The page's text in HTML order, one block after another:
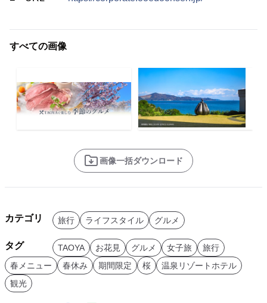
すべての画像
画像一括ダウンロード
カテゴリ 旅行 ライフスタイル グルメ
タグ TAOYA お花見 グルメ 女子旅
旅行
春メニュー
春休み 期間限定 桜
温泉リゾートホテル
観光